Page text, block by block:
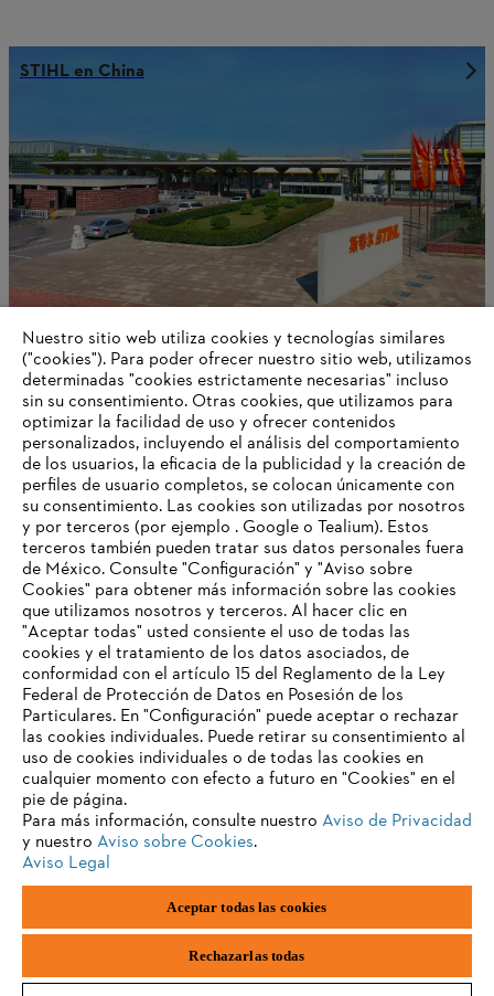
STIHL en China
STIHL en Filipinas
Información para proveedores
Productos
Contacto
Carrera profesional
Sistema de denuncia de irregularidades
Política de privacidad
Información sobre cookies
ANDREAS STIHL AG & Co. KG ©2023
Nuestro sitio web utiliza cookies y tecnologías similares
("cookies"). Para poder ofrecer nuestro sitio web, utilizamos
determinadas "cookies estrictamente necesarias" incluso
sin su consentimiento. Otras cookies, que utilizamos para
optimizar la facilidad de uso y ofrecer contenidos
personalizados, incluyendo el análisis del comportamiento
de los usuarios, la eficacia de la publicidad y la creación de
perfiles de usuario completos, se colocan únicamente con
su consentimiento. Las cookies son utilizadas por nosotros
y por terceros (por ejemplo . Google o Tealium). Estos
terceros también pueden tratar sus datos personales fuera
de México. Consulte "Configuración" y "Aviso sobre
Cookies" para obtener más información sobre las cookies
que utilizamos nosotros y terceros. Al hacer clic en
"Aceptar todas" usted consiente el uso de todas las
cookies y el tratamiento de los datos asociados, de
conformidad con el artículo 15 del Reglamento de la Ley
Federal de Protección de Datos en Posesión de los
Particulares. En "Configuración" puede aceptar o rechazar
las cookies individuales. Puede retirar su consentimiento al
uso de cookies individuales o de todas las cookies en
cualquier momento con efecto a futuro en "Cookies" en el
pie de página.
Para más información, consulte nuestro Aviso de Privacidad
y nuestro Aviso sobre Cookies.
Aviso Legal
Aceptar todas las cookies
Rechazarlas todas